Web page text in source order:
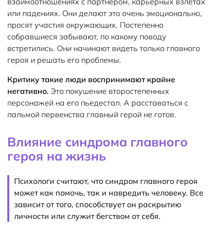
или падениях. Они делают это очень эмоционально,
просят участия окружающих. Постепенно
собравшиеся забывают, по какому поводу
встретились. Они начинают видеть только главного
героя и решать его проблемы.
Критику такие люди воспринимают крайне
негативно. Это покушение второстепенных
персонажей на его пьедестал. А расставаться с
пальмой первенства главный герой не готов.
Влияние синдрома главного
героя на жизнь
Психологи считают, что синдром главного героя
может как помочь, так и навредить человеку. Все
зависит от того, способствует он раскрытию
личности или служит бегством от себя.